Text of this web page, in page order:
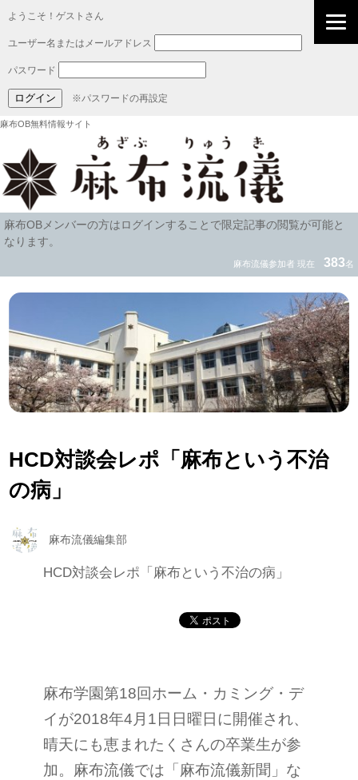
ようこそ！ゲストさん
ユーザー名またはメールアドレス
パスワード
※パスワードの再設定
麻布OB無料情報サイト
麻布OBメンバーの方はログインすることで限定記事の閲覧が可能と
なります。
麻布流儀参加者 現在 383名
HCD対談会レポ「麻布という不治
の病」
麻布流儀編集部
HCD対談会レポ「麻布という不治の病」
麻布学園第18回ホーム・カミング・デ
イが2018年4月1日日曜日に開催され、
晴天にも恵まれたくさんの卒業生が参
加。麻布流儀では「麻布流儀新聞」な